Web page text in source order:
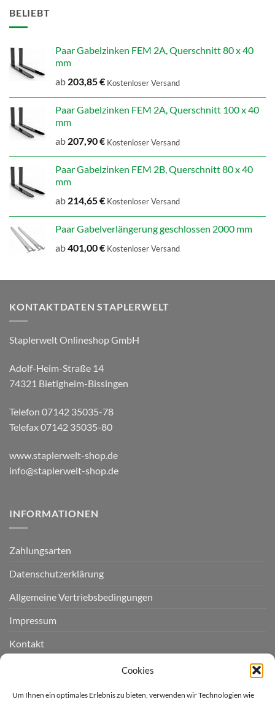
Cookies
Um Ihnen ein optimales Erlebnis zu bieten, verwenden wir Technologien wie
BELIEBT
Paar Gabelzinken FEM 2A, Querschnitt 80 x 40
mm
ab203,85€ Kostenloser Versand
Paar Gabelzinken FEM 2A, Querschnitt 100 x 40
mm
ab 207,90€ Kostenloser Versand
Paar Gabelzinken FEM 2B, Querschnitt 80 x 40
mm
ab 214,65€ Kostenloser Versand
Paar Gabelverlängerung geschlossen 2000 mm
ab401,00€ Kostenloser Versand
KONTAKTDATEN STAPLERWELT
Staplerwelt Onlineshop GmbH
Adolf-Heim-Straße 14
74321 Bietigheim-Bissingen
Telefon 07142 35035-78
Telefax 07142 35035-80
www.staplerwelt-shop.de
info@staplerwelt-shop.de
INFORMATIONEN
Zahlungsarten
Datenschutzerklärung
Allgemeine Vertriebsbedingungen
Impressum
Kontakt
Cookie-Richtlinie (EU)